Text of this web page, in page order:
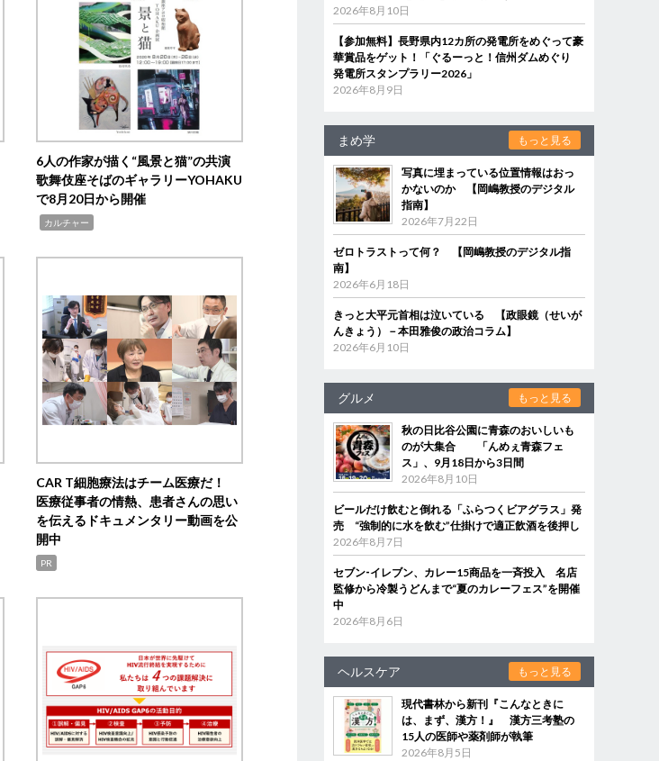
6人の作家が描く“風景と猫”の共演
歌舞伎座そばのギャラリーYOHAKU
で8月20日から開催
カルチャー
CAR T細胞療法はチーム医療だ！
医療従事者の情熱、患者さんの思い
を伝えるドキュメンタリー動画を公
開中
PR
2026年8月10日
【参加無料】長野県内12カ所の発電所をめぐって豪
華賞品をゲット！「ぐるーっと！信州ダムめぐり
発電所スタンプラリー2026」
2026年8月9日
まめ学 もっと見る
写真に埋まっている位置情報はおっ
かないのか 【岡嶋教授のデジタル
指南】
2026年7月22日
ゼロトラストって何？ 【岡嶋教授のデジタル指
南】
2026年6月18日
きっと大平元首相は泣いている 【政眼鏡（せいが
んきょう）－本田雅俊の政治コラム】
2026年6月10日
グルメ もっと見る
秋の日比谷公園に青森のおいしいも
のが大集合 「んめぇ青森フェ
ス」、9月18日から3日間
2026年8月10日
ビールだけ飲むと倒れる「ふらつくビアグラス」発
売 “強制的に水を飲む”仕掛けで適正飲酒を後押し
2026年8月7日
セブン‐イレブン、カレー15商品を一斉投入 名店
監修から冷製うどんまで“夏のカレーフェス”を開催
中
2026年8月6日
ヘルスケア もっと見る
現代書林から新刊『こんなときに
は、まず、漢方！』 漢方三考塾の
15人の医師や薬剤師が執筆
2026年8月5日